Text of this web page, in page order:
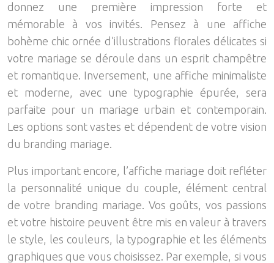
donnez une première impression forte et
mémorable à vos invités. Pensez à une affiche
bohème chic ornée d’illustrations florales délicates si
votre mariage se déroule dans un esprit champêtre
et romantique. Inversement, une affiche minimaliste
et moderne, avec une typographie épurée, sera
parfaite pour un mariage urbain et contemporain.
Les options sont vastes et dépendent de votre vision
du branding mariage.
Plus important encore, l’affiche mariage doit refléter
la personnalité unique du couple, élément central
de votre branding mariage. Vos goûts, vos passions
et votre histoire peuvent être mis en valeur à travers
le style, les couleurs, la typographie et les éléments
graphiques que vous choisissez. Par exemple, si vous